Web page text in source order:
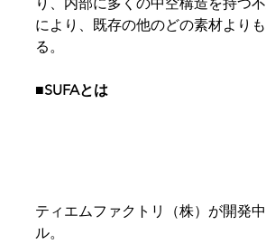
により、既存の他のどの素材より
る。
■SUFAとは
ティエムファクトリ（株）が開発
ル。